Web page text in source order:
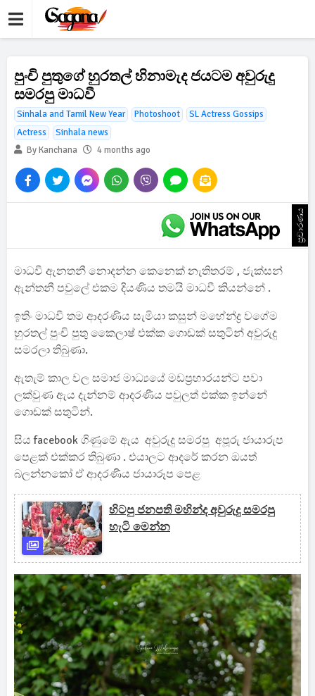
පුංචි පුතුගේ හුරතල් හිනාමැද ජයටම අවුරුදු
සමරපු මාධවී
Sinhala and Tamil New Year Photoshoot
SL Actress Gossips
Actress
Sinhala news
By Kanchana
4 months ago
ප්‍රචාරණය
මාධවී ඇනතනී නොදන්න කෙනෙක් නැතිතරම් , ජැක්සන්
ඇන්තනී පවුලේ එකම දියණිය තමයි මාධවී කියන්නේ .
ඉතිං මාධවී තම ආදරණිය සැමියා කසුන් මහේන්ද්‍ර වගේම
හුරතල් පුංචි පුතු කෛලාෂ් එක්ක ගොඩක් සතුටින් අවුරුදු
සමරලා තිබුණා.
ඇතැම් කාල වල සමාජ මාධ්‍යයේ මඩප්‍රහාරයන්ට පවා
ලක්වුණ ඇය දැන්නම් ආදරණීය පවුලත් එක්ක ඉන්නේ
ගොඩක් සතුටින්.
සිය facebook ගිණුමේ ඇය අවුරුදු සමරපු අපූරු ජායාරුප
පෙළක් එක්කර තිබුණා . එයාලට ආදරේ කරන ඔයත්
බලන්නකෝ ඒ ආදරණීය ජායාරූප පෙළ
හිටපු ජනපති මහින්ද අවුරුදු සමරපු
හැටි මෙන්න